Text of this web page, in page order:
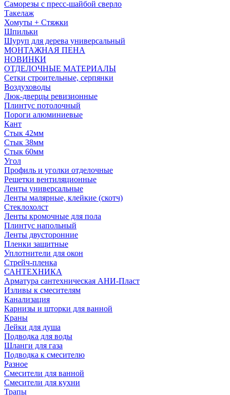
Саморезы с пресс-шайбой сверло
Такелаж
Хомуты + Стяжки
Шпильки
Шуруп для дерева универсальный
МОНТАЖНАЯ ПЕНА
НОВИНКИ
ОТДЕЛОЧНЫЕ МАТЕРИАЛЫ
Сетки строительные, серпянки
Воздуховоды
Люк-дверцы ревизионные
Плинтус потолочный
Пороги алюминиевые
Кант
Стык 42мм
Стык 38мм
Стык 60мм
Угол
Профиль и уголки отделочные
Решетки вентиляционные
Ленты универсальные
Ленты малярные, клейкие (скотч)
Стеклохолст
Ленты кромочные для пола
Плинтус напольный
Ленты двусторонние
Пленки защитные
Уплотнители для окон
Стрейч-пленка
САНТЕХНИКА
Арматура сантехническая АНИ-Пласт
Изливы к смесителям
Канализация
Карнизы и шторки для ванной
Краны
Лейки для душа
Подводка для воды
Шланги для газа
Подводка к смесителю
Разное
Смесители для ванной
Смесители для кухни
Трапы